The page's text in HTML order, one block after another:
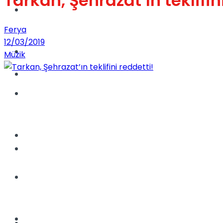
Kadınca
Dünya
Türkiye
Ferya
12/03/2019
Müzik